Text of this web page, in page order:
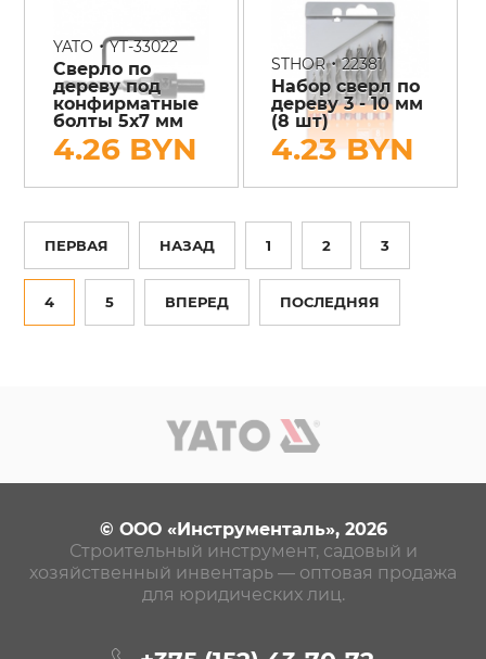
YATO •YT-33022
Сверло по
дереву под
конфирматные
болты 5х7 мм
4.26 BYN
STHOR•22381
Набор сверл по
дереву 3 - 10 мм
(8 шт)
4.23 BYN
ПЕРВАЯ НАЗАД 1 2 3
4 5 ВПЕРЕД ПОСЛЕДНЯЯ
© ООО «Инструменталь», 2026
Строительный инструмент, садовый и
хозяйственный инвентарь — оптовая продажа
для юридических лиц.